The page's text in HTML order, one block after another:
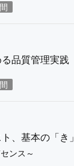
品質管理実践
、基本の「き」
ンス～